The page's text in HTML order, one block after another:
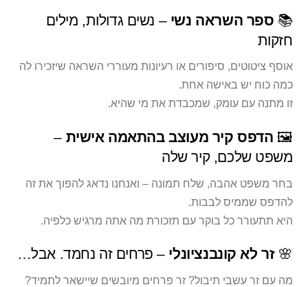
📚 ספר השראה נשי – נשים גדולות, מילים
חזקות
אוסף ציטוטים, סיפורים או רעיונות מעוררי השראה שיזכירו לה
כמה כוח יש באישה אחת.
זו מתנה עם עומק, שמכבדת את מי שהיא.
🖼️ הדפס קיר מעוצב בהתאמה אישית –
משפט שלכם, קיר שלה
בחר משפט אהבה, שלח תמונה – ואנחנו נדאג להפוך את זה
להדפס שממיס לבבות.
היא תתעורר כל בוקר עם תזכורת מה אתה מרגיש כלפיה.
🌸זר לא קונבנציונלי – פרחים זה נחמד. אבל…
מה עם זר עשבי תיבול? זר פרחים מיובשים שיישאר לתמיד?